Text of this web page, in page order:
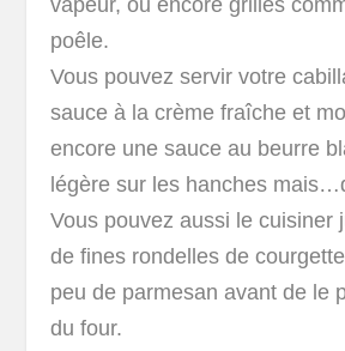
vapeur, ou encore grillés
poêle.
Vous pouvez servir votre
sauce à la crème fraîche et
encore une sauce au beurre
légère sur les hanches
Vous pouvez aussi le cuisiner
de fines rondelles de
peu de parmesan avant de le
du four.